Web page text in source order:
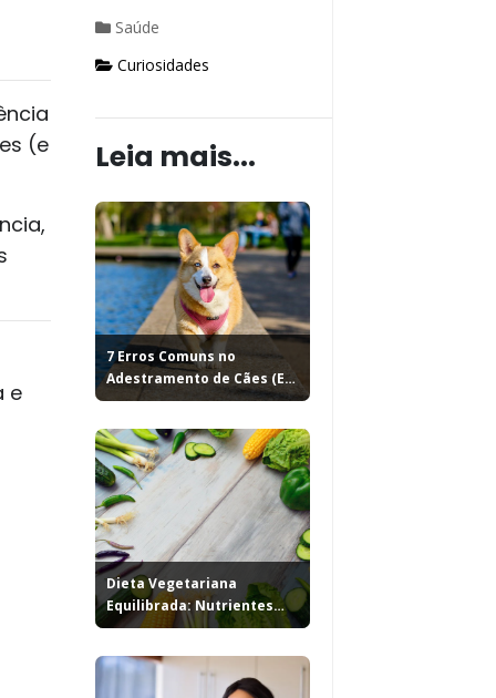
(e
e
Saúde
Curiosidades
Leia mais...
7 Erros Comuns no
Adestramento de Cães (E
Como...
Dieta Vegetariana
Equilibrada: Nutrientes
Essenciais e...